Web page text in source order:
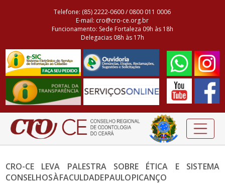
Telefone: (85) 2222-0600 / 0800 011 0006
E-mail: cro@cro-ce.org.br
Funcionamento: Sede Fortaleza 09h às 18h
Delegacias 08h às 17h
CRO-CE LEVA PALESTRA SOBRE ÉTICA E SISTEMA
CONSELHOS À FACULDADE PAULO PICANÇO